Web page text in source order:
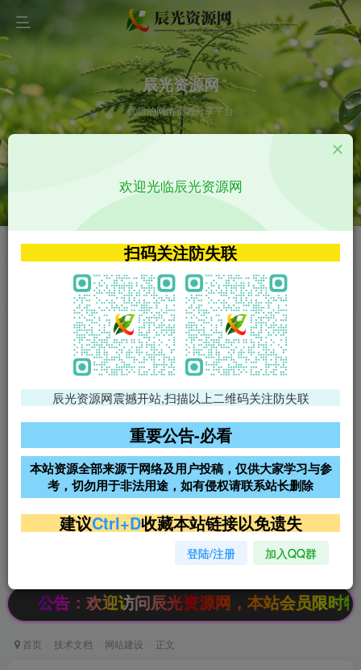
辰光资源网
优质的网络资源分享平台
VIP特权介绍 APP源码
VIP特权介绍
火
VIP特权介绍
影视源码
影视源码
免费领支付宝红包
腾讯轻量4核4G3M服务器38元/
阿里云2核2G200M服务器68元/
年
雨云高防免备案服务器
超低价文字广告位招租 超低价文字广告位招租
超低价文字广告位招租
：欢迎访问辰光资源网，本站会员限时特惠，
首页 技术文档 网站建设 正文
欢迎光临辰光资源网
扫码关注防失联
辰光资源网震撼开站,扫描以上二维码关注防失联
重要公告-必看
本站资源全部来源于网络及用户投稿，仅供大家学习与参
考，切勿用于非法用途，如有侵权请联系站长删除
建议Ctrl+D收藏本站链接以免遗失
登陆/注册 加入QQ群